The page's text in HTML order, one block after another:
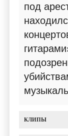
под
КЛИПЫ